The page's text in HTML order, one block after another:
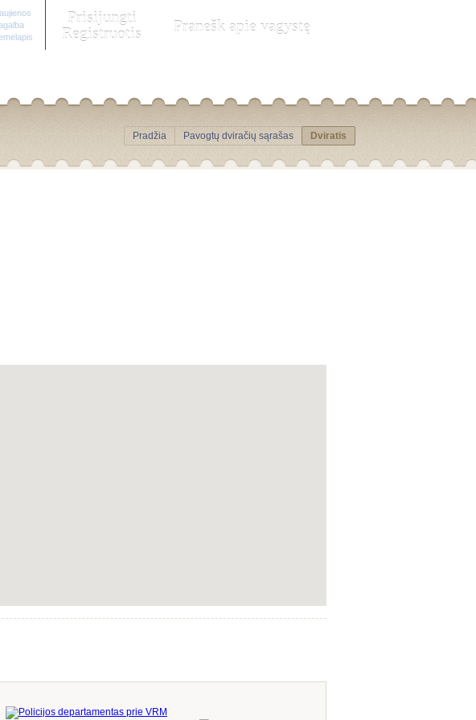
Pranešk apie vagystę
Prisijungti
Registruotis
Pradžia Pavogtų dviračių sąrašas Dviratis